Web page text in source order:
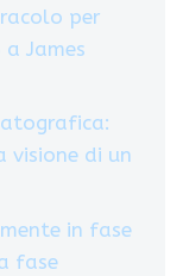
per
James
visione di un
in fase
fase